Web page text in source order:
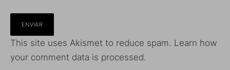
This site uses Akismet to reduce spam. Learn how
your comment data is processed.